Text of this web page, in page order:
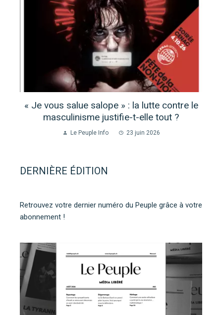
« Je vous salue salope » : la lutte contre le
masculinisme justifie-t-elle tout ?
Le Peuple Info 23 juin 2026
DERNIÈRE ÉDITION
Retrouvez votre dernier numéro du Peuple grâce à votre
abonnement !